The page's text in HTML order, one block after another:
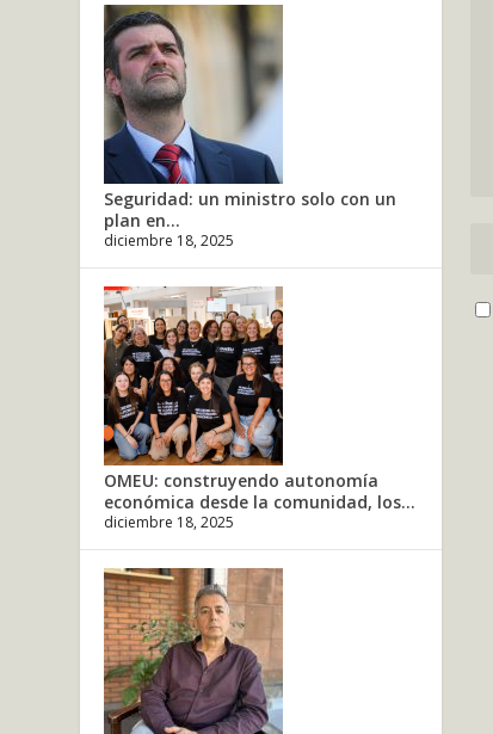
Seguridad: un ministro solo con un
plan en...
diciembre 18, 2025
OMEU: construyendo autonomía
económica desde la comunidad, los...
diciembre 18, 2025